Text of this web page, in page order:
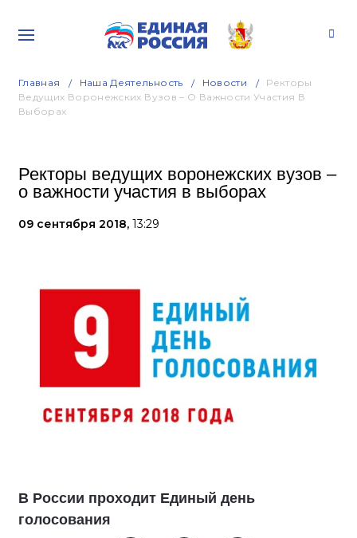
Главная Наша Деятельность Новости
Ректоры
Ведущих Воронежских Вузов – О Важности Участия В
Выборах
Ректоры ведущих воронежских вузов –
о важности участия в выборах
09 сентября 2018, 13:29
В России проходит Единый день
голосования